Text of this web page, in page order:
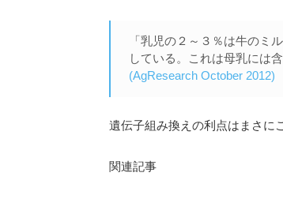
「乳児の２～３％は牛のミ
している。これは母乳には
(AgResearch October 2012)
遺伝子組み換えの利点はまさに
関連記事